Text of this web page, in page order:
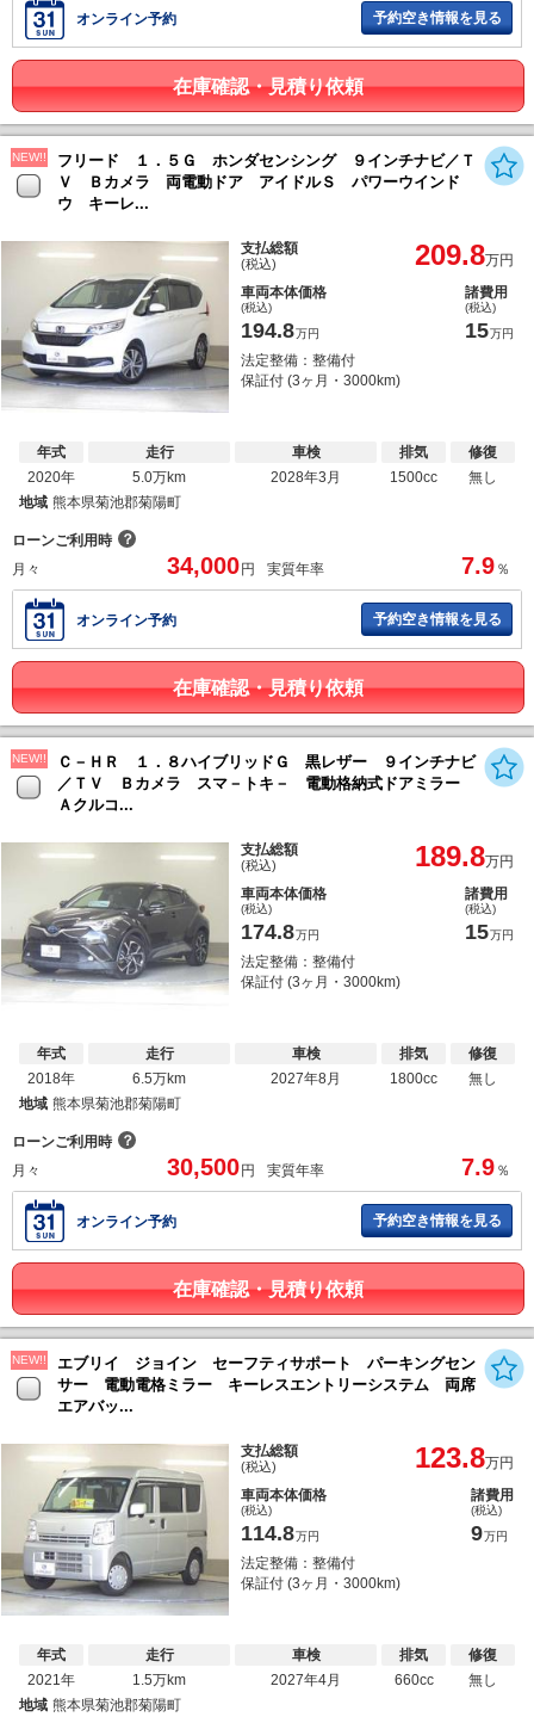
オンライン予約 予約空き情報を見る
在庫確認・見積り依頼
NEW!!
フリード １．５Ｇ ホンダセンシング ９インチナビ／Ｔ
Ｖ Ｂカメラ 両電動ドア アイドルＳ パワーウインド
ウ キーレ...
支払総額
(税込) 209.8万円
車両本体価格
(税込)
194.8万円
諸費用
(税込)
15万円
法定整備：整備付
保証付 (3ヶ月・3000km)
年式
2020年
走行
5.0万km
車検
2028年3月
排気
1500cc
修復
無し
地域 熊本県菊池郡菊陽町
ローンご利用時 ？
月々
34,000 円 実質年率 7.9 ％
オンライン予約 予約空き情報を見る
在庫確認・見積り依頼
NEW!!
Ｃ－ＨＲ １．８ハイブリッドＧ 黒レザー ９インチナビ
／ＴＶ Ｂカメラ スマ－トキ－ 電動格納式ドアミラー
Ａクルコ...
支払総額
(税込) 189.8万円
車両本体価格
(税込)
174.8万円
諸費用
(税込)
15万円
法定整備：整備付
保証付 (3ヶ月・3000km)
年式
2018年
走行
6.5万km
車検
2027年8月
排気
1800cc
修復
無し
地域 熊本県菊池郡菊陽町
ローンご利用時 ？
月々
30,500 円 実質年率 7.9 ％
オンライン予約 予約空き情報を見る
在庫確認・見積り依頼
NEW!!
エブリイ ジョイン セーフティサポート パーキングセン
サー 電動電格ミラー キーレスエントリーシステム 両席
エアバッ...
支払総額
(税込) 123.8万円
車両本体価格
(税込)
114.8万円
諸費用
(税込)
9万円
法定整備：整備付
保証付 (3ヶ月・3000km)
年式
2021年
走行
1.5万km
車検
2027年4月
排気
660cc
修復
無し
地域 熊本県菊池郡菊陽町